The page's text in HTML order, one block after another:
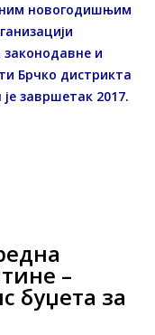
новогодишњим
и
Брчко дистрикта
завршетак 2017.
–
буџета за